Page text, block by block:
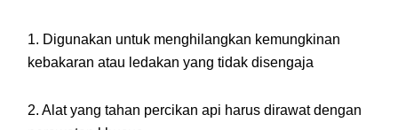
1. Digunakan untuk menghilangkan kemungkinan
kebakaran atau ledakan yang tidak disengaja
2. Alat yang tahan percikan api harus dirawat dengan